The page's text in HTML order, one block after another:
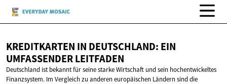
KREDITKARTEN IN DEUTSCHLAND: EIN
UMFASSENDER LEITFADEN
Deutschland ist bekannt für seine starke Wirtschaft und sein hochentwickeltes
Finanzsystem. Im Vergleich zu anderen europäischen Ländern sind die